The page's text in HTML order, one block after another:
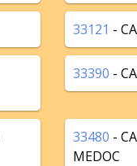
33121 -
33390 -
33480 -
MEDOC